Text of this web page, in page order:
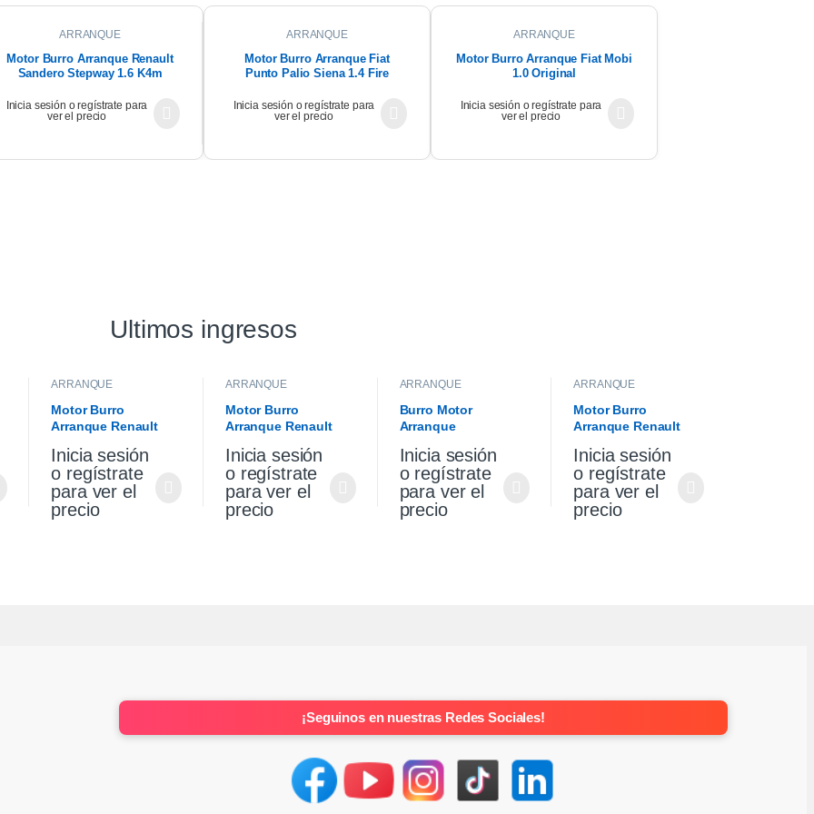
ARRANQUE
Motor Burro Arranque Renault
Sandero Stepway 1.6 K4m
Inicia sesión o regístrate para
ver el precio
ARRANQUE
Motor Burro Arranque Fiat
Punto Palio Siena 1.4 Fire
Inicia sesión o regístrate para
ver el precio
ARRANQUE
Motor Burro Arranque Fiat Mobi
1.0 Original
Inicia sesión o regístrate para
ver el precio
Ultimos ingresos
ARRANQUE
Motor Burro
Arranque Renault
K4m Original
Inicia sesión
o regístrate
para ver el
precio
ARRANQUE
Motor Burro
Arranque Renault
K4m
Inicia sesión
o regístrate
para ver el
precio
ARRANQUE
Burro Motor
Arranque
Saveiro 1.6
Inicia sesión
o regístrate
para ver el
precio
ARRANQUE
Motor Burro
Arranque Renault
Original
Inicia sesión
o regístrate
para ver el
precio
¡Seguinos en nuestras Redes Sociales!